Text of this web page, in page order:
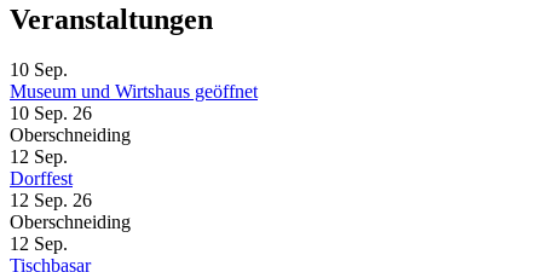
Veranstaltungen
10 Sep.
Museum und Wirtshaus geöffnet
10 Sep. 26
Oberschneiding
12 Sep.
Dorffest
12 Sep. 26
Oberschneiding
12 Sep.
Tischbasar